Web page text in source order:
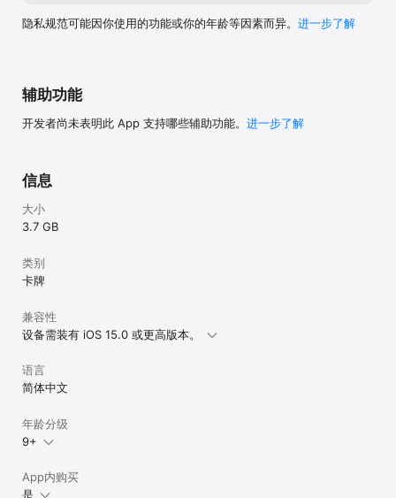
隐私规范可能因你使用的功能或你的年龄等因素而异。 进一步了解
辅助功能
开发者尚未表明此 App 支持哪些辅助功能。 进一步了解
信息
大小
3.7 GB
类别
卡牌
兼容性
设备需装有 iOS 15.0 或更高版本。
语言
简体中文
年龄分级
9+
App内购买
是